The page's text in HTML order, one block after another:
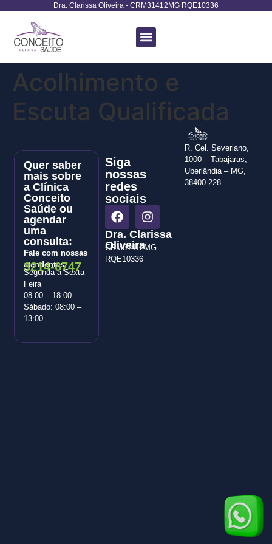
Dra. Clarissa Oliveira - CRM31412MG RQE10336
Acolhimento e
Escuta Qualificada
Quer saber
mais sobre
a Clínica
Conceito
Saúde ou
agendar
uma
consulta:
Fale com nossas
atendentes:
3214-6747
Segunda a Sexta-
Feira
08:00 – 18:00
Sábado: 08:00 –
13:00
Siga
nossas
redes
sociais
Dra. Clarissa
Oliveira
CRM31412MG
RQE10336
R. Cel. Severiano,
1000 – Tabajaras,
Uberlândia – MG,
38400-228